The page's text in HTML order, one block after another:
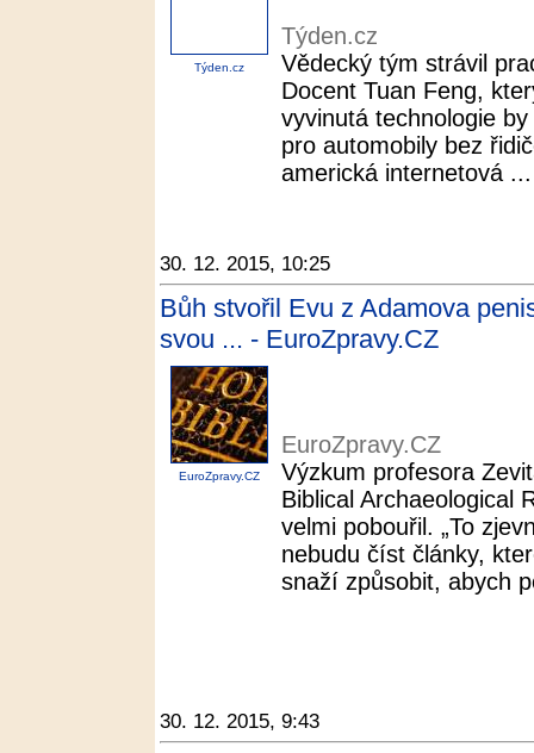
Týden.cz
Týden.cz
Vědecký tým strávil
Docent Tuan Feng,
vyvinutá technologie
pro automobily bez
americká internetová ...
30. 12. 2015, 10:25
Bůh stvořil Evu z Adamova
svou ... - EuroZpravy.CZ
EuroZpravy.CZ
EuroZpravy.CZ
Výzkum profesora
Biblical Archaeological
velmi pobouřil. „To
nebudu číst články,
snaží způsobit, abych
30. 12. 2015, 9:43